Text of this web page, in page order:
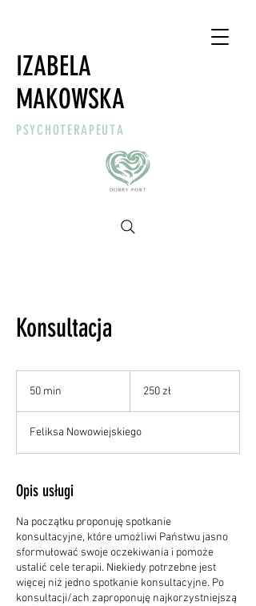
IZABELA
MAKOWSKA
PSYCHOTERAPEUTA
Konsultacja
50 min
i
n
polskich
250 zł
Feliksa Nowowiejskiego
Opis usługi
Na początku proponuję spotkanie
konsultacyjne, które umożliwi Państwu jasno
sformułować swoje oczekiwania i pomoże
ustalić cele terapii. Niekiedy potrzebne jest
więcej niż jedno spotkanie konsultacyjne. Po
konsultacji/ach zaproponuję najkorzystniejszą